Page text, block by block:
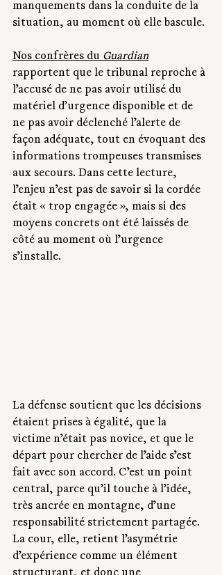
manquements dans la conduite de la
situation, au moment où elle bascule.
Nos confrères du Guardian
rapportent que le tribunal reproche à
l’accusé de ne pas avoir utilisé du
matériel d’urgence disponible et de
ne pas avoir déclenché l’alerte de
façon adéquate, tout en évoquant des
informations trompeuses transmises
aux secours. Dans cette lecture,
l’enjeu n’est pas de savoir si la cordée
était « trop engagée », mais si des
moyens concrets ont été laissés de
côté au moment où l’urgence
s’installe.
La défense soutient que les décisions
étaient prises à égalité, que la
victime n’était pas novice, et que le
départ pour chercher de l’aide s’est
fait avec son accord. C’est un point
central, parce qu’il touche à l’idée,
très ancrée en montagne, d’une
responsabilité strictement partagée.
La cour, elle, retient l’asymétrie
d’expérience comme un élément